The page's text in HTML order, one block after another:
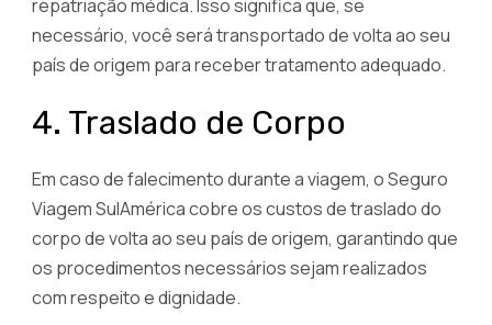
repatriação médica. Isso significa que, se
necessário, você será transportado de volta ao seu
país de origem para receber tratamento adequado.
4. Traslado de Corpo
Em caso de falecimento durante a viagem, o Seguro
Viagem SulAmérica cobre os custos de traslado do
corpo de volta ao seu país de origem, garantindo que
os procedimentos necessários sejam realizados
com respeito e dignidade.